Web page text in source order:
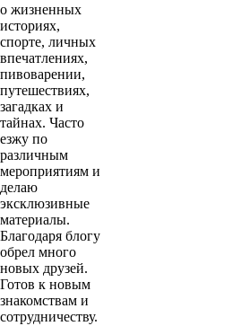
о жизненных
историях,
спорте, личных
впечатлениях,
пивоварении,
путешествиях,
загадках и
тайнах. Часто
езжу по
различным
мероприятиям и
делаю
эксклюзивные
материалы.
Благодаря блогу
обрел много
новых друзей.
Готов к новым
знакомствам и
сотрудничеству.